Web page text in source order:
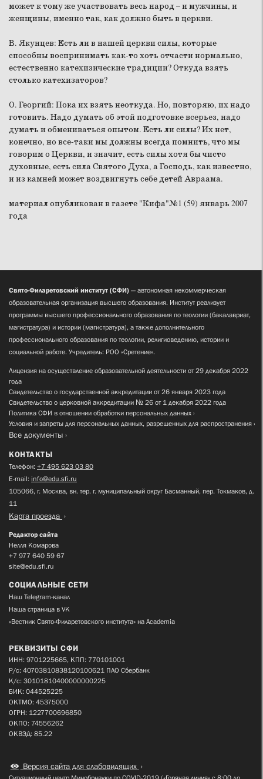
может к тому же участвовать весь народ – и мужчины, и
женщины, именно так, как должно быть в церкви.
В. Якунцев: Есть ли в нашей церкви силы, которые
способны воспринимать как-то хоть отчасти нормально,
естественно катехизические традиции? Откуда взять
столько катехизаторов?
О. Георгий: Пока их взять неоткуда. Но, повторяю, их надо
готовить. Надо думать об этой подготовке всерьез, надо
думать и обмениваться опытом. Есть ли силы? Их нет,
конечно, но все-таки мы должны всегда помнить, что мы
говорим о Церкви, и значит, есть силы хотя бы чисто
духовные, есть сила Святого Духа, а Господь, как известно,
и из камней может воздвигнуть себе детей Авраама.
материал опубликован в газете "Кифа"№1 (59) январь 2007
года
Свято-Филаретовский институт (СФИ) — автономная некоммерческая
образовательная организация высшего образования. Институт реализует
программы высшего профессионального образования по теологии (бакалавриат,
магистратура) и истории (магистратура), а также дополнительного
профессионального образования по теологии, религиоведению, истории и
социальной работе. Учредитель: РОО «Сретение».
Лицензия на осуществление образовательной деятельности от 29 декабря 2022
года
Свидетельство о государственной аккредитации от 26 января 2023 года
Свидетельство о церковной аккредитации № 26 от 1 декабря 2022 года
Политика СФИ в отношении обработки персональных данных
Условия и запреты для персональных данных, разрешенных для распространения
Все документы
КОНТАКТЫ
Телефон: +7 495 623 03 80
E-mail: info@edu.sfi.ru
105066, г. Москва, вн. тер. г. муниципальный округ Басманный, пер. Токмаков, д.
11
Карта проезда
Редактор сайта
Нелля Комарова
+7 977 640 59 67
site@edu.sfi.ru
СОЦИАЛЬНЫЕ СЕТИ
Наш Telegram-канал
Наша страница в VK
«Вестник Свято-Филаретовского института» на Academia
РЕКВИЗИТЫ СФИ
ИНН: 9701225665, КПП: 770101001
Р/с: 40703810838120100621 ПАО Сбербанк
К/с: 30101810400000000225
БИК: 044525225
ОКТМО: 45375000
ОГРН: 1227700696850
ОКПО: 74556262
ОКВЭД: 85.22
Версия сайта для слабовидящих